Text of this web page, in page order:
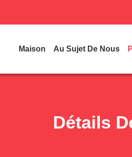
Maison Au Sujet De Nous
Détails